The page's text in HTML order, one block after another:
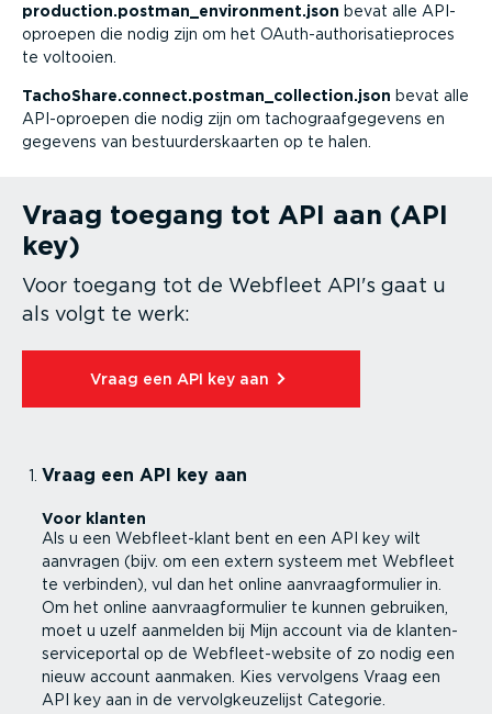
production.postman_environment.json bevat alle API-
op­roepen die nodig zijn om het OAuth-au­tho­ri­sa­tie­proces
te voltooien.
TachoShare.connect.postman_collection.json bevat alle
API-op­roepen die nodig zijn om tacho­graaf­ge­gevens en
gegevens van bestuur­ders­kaarten op te halen.
Vraag toegang tot API aan (API
key)
Voor toegang tot de Webfleet API's gaat u
als volgt te werk:
Vraag een API key aan⁠
Vraag een API key aan
Voor klanten
Als u een Webfleet-klant bent en een API key wilt
aanvragen (bijv. om een extern systeem met Webfleet
te verbinden), vul dan het online aanvraag­for­mulier in.
Om het online aanvraag­for­mulier te kunnen gebruiken,
moet u uzelf aanmelden bij Mijn account via de klanten­
ser­vi­ce­portal op de Webfleet-website of zo nodig een
nieuw account aanmaken. Kies vervolgens Vraag een
API key aan in de vervolg­keu­ze­lijst Categorie.